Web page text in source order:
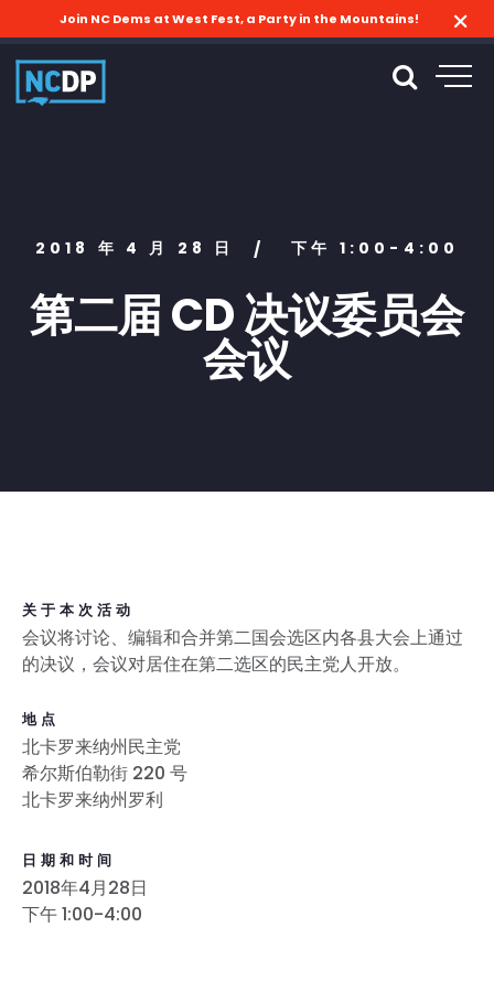
Join NC Dems at West Fest, a Party in the Mountains!
2018 年 4 月 28 日 / 下午 1:00-4:00
第二届 CD 决议委员会
会议
关于本次活动
会议将讨论、编辑和合并第二国会选区内各县大会上通过
的决议，会议对居住在第二选区的民主党人开放。
地点
北卡罗来纳州民主党
希尔斯伯勒街 220 号
北卡罗来纳州罗利
日期和时间
2018年4月28日
下午 1:00-4:00